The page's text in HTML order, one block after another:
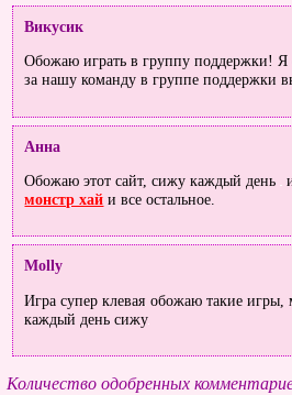
Викусик
Обожаю играть в группу поддержки! Я
за нашу команду в группе поддержки
Анна
Обожаю этот сайт, сижу каждый день
монстр хай и все остальное.
Molly
Игра супер клевая обожаю такие игры,
каждый день сижу
Количество одобренных